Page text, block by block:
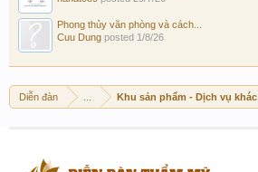
Phong thủy văn phòng và cách...
Cuu Dung posted 1/8/26
Diễn đàn Khu sản phẩm - Dịch vụ khác